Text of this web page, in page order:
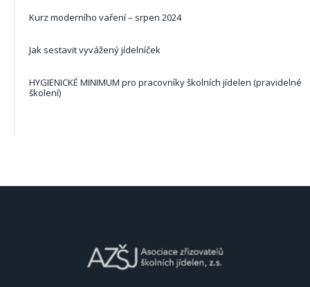
Kurz moderního vaření – srpen 2024
Jak sestavit vyvážený jídelníček
HYGIENICKÉ MINIMUM pro pracovníky školních jídelen (pravidelné
školení)